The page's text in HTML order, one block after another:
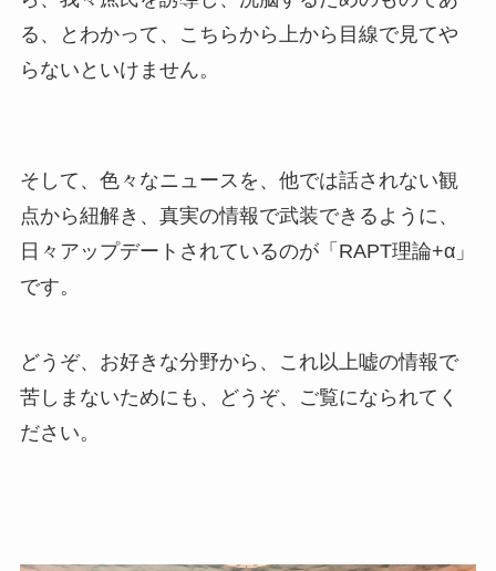
る、とわかって、こちらから上から目線で見てや
らないといけません。
そして、色々なニュースを、他では話されない観
点から紐解き、真実の情報で武装できるように、
日々アップデートされているのが「RAPT理論+α」
です。
どうぞ、お好きな分野から、これ以上嘘の情報で
苦しまないためにも、どうぞ、ご覧になられてく
ださい。